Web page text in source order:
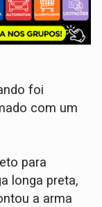
foi
com um
para
longa preta,
a arma